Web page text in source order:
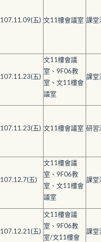
107.11.09(五) 文11樓會議室 課堂
107.11.23(五)
文11樓會議
室、9F06教
室、文11樓會
議室
課堂
107.11.23(五) 文11樓會議室 研習
107.12.7(五)
文11樓會議
室、9F06教
室、文11樓會
議室
課堂
107.12.21(五)
文11樓會議
室、9F06教
室/文11樓會
課堂